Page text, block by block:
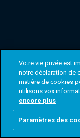
Votre vie privée est
notre déclaration de
matière de cookies
utilisons vos
encore plus
Paramètres des